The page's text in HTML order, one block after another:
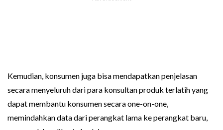
Kemudian, konsumen juga bisa mendapatkan penjelasan
secara menyeluruh dari para konsultan produk terlatih yang
dapat membantu konsumen secara one-on-one,
memindahkan data dari perangkat lama ke perangkat baru,